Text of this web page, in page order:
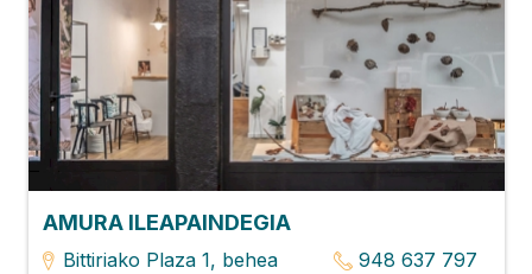
AMURA ILEAPAINDEGIA
Bittiriako Plaza 1, behea
948 637 797